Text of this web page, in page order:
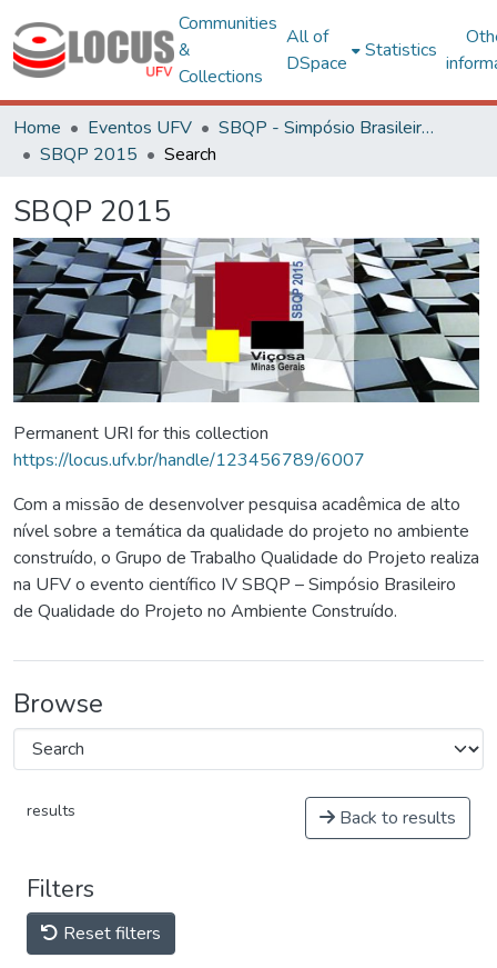
Communities
&
Collections
All of
DSpace
Statistics
Home Eventos UFV
SBQP - Simpósio Brasileiro de Qualidade do Projeto no Ambiente Construído
SBQP 2015
Search
SBQP 2015
Permanent URI for this collection
https://locus.ufv.br/handle/123456789/6007
Com a missão de desenvolver pesquisa acadêmica de alto
nível sobre a temática da qualidade do projeto no ambiente
construído, o Grupo de Trabalho Qualidade do Projeto realiza
na UFV o evento científico IV SBQP – Simpósio Brasileiro
de Qualidade do Projeto no Ambiente Construído.
Browse
results Back to results
Filters
Reset filters